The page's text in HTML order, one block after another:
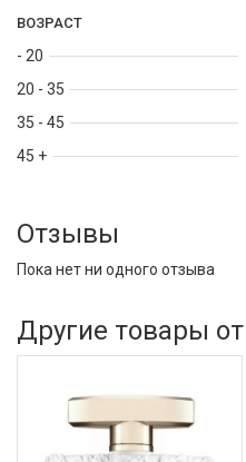
ВОЗРАСТ
- 20
20 - 35
35 - 45
45 +
Отзывы
Пока нет ни одного отзыва
Другие товары от